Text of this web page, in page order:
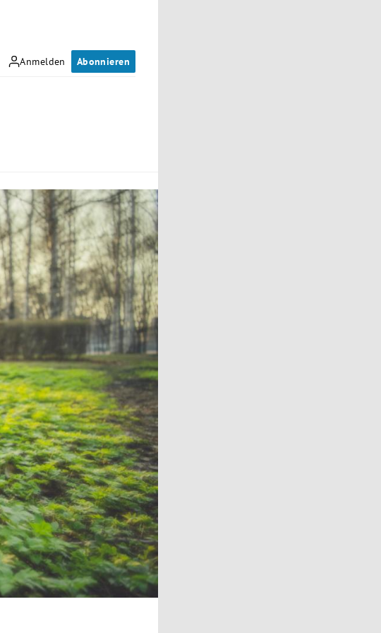
Anmelden Abonnieren